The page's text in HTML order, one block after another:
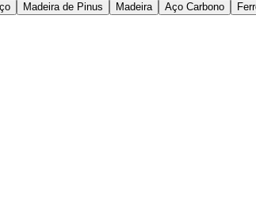
Madeira de Pinus Madeira Aço Carbono